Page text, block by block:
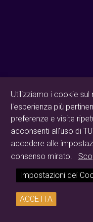
Utilizziamo i cookie
l'esperienza più
preferenze e visite
acconsenti all'uso di
accedere alle
consenso mirato.
Impostazioni dei
ACCETTA